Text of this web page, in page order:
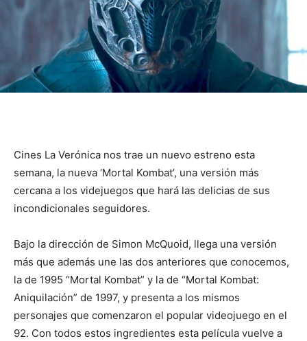
Cines La Verónica nos trae un nuevo estreno esta
semana, la nueva ‘Mortal Kombat’, una versión más
cercana a los videjuegos que hará las delicias de sus
incondicionales seguidores.
Bajo la dirección de Simon McQuoid, llega una versión
más que además une las dos anteriores que conocemos,
la de 1995 “Mortal Kombat” y la de “Mortal Kombat:
Aniquilación” de 1997, y presenta a los mismos
personajes que comenzaron el popular videojuego en el
92. Con todos estos ingredientes esta película vuelve a